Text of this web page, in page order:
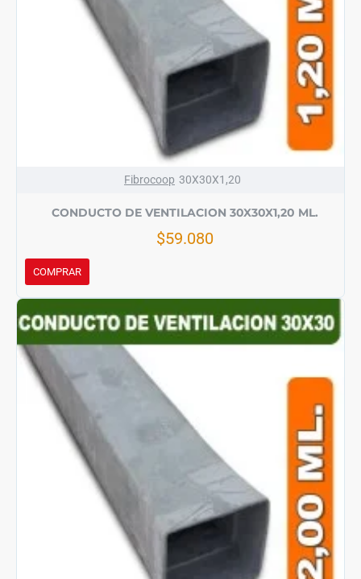
Fibrocoop 30X30X1,20
CONDUCTO DE VENTILACION 30X30X1,20 ML.
$59.080
COMPRAR